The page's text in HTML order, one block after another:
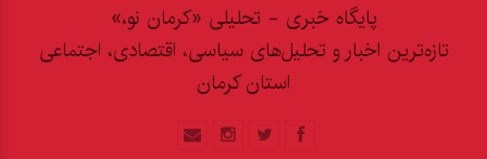
پایگاه خبری - تحلیلی «کرمان نو،»
تازه‌ترین اخبار و تحلیل‌های سیاسی، اقتصادی، اجتماعی
استان کرمان